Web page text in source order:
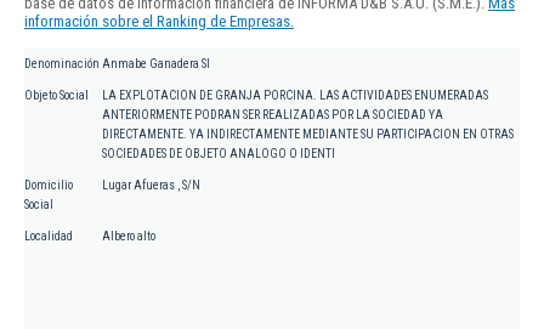
información sobre el Ranking de Empresas.
Denominación Anmabe Ganadera Sl
Objeto Social
LA EXPLOTACION DE GRANJA PORCINA. LAS ACTIVIDADES ENUMERADAS
ANTERIORMENTE PODRAN SER REALIZADAS POR LA SOCIEDAD YA
DIRECTAMENTE. YA INDIRECTAMENTE MEDIANTE SU PARTICIPACION EN OTRAS
SOCIEDADES DE OBJETO ANALOGO O IDENTI
Domicilio
Social
Lugar Afueras , S/N
Localidad Albero alto